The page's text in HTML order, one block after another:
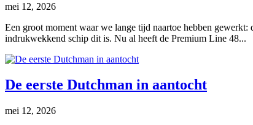
mei 12, 2026
Een groot moment waar we lange tijd naartoe hebben
indrukwekkend schip dit is. Nu al heeft de Premium Line 48...
De eerste Dutchman in aantocht
mei 12, 2026